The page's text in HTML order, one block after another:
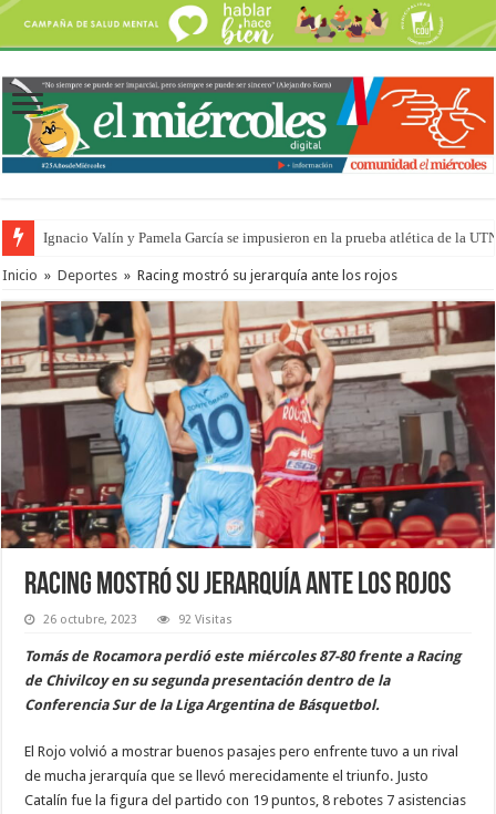
Ignacio Valín y Pamela García se impusieron en la prueba atlética de la
Inicio » Deportes » Racing mostró su jerarquía ante los rojos
Racing mostró su jerarquía ante los rojos
26 octubre, 2023 92 Visitas
Tomás de Rocamora perdió este miércoles 87-80 frente a Racing
de Chivilcoy en su segunda presentación dentro de la
Conferencia Sur de la Liga Argentina de Básquetbol.
El Rojo volvió a mostrar buenos pasajes pero enfrente tuvo a un rival
de mucha jerarquía que se llevó merecidamente el triunfo. Justo
Catalín fue la figura del partido con 19 puntos, 8 rebotes 7 asistencias